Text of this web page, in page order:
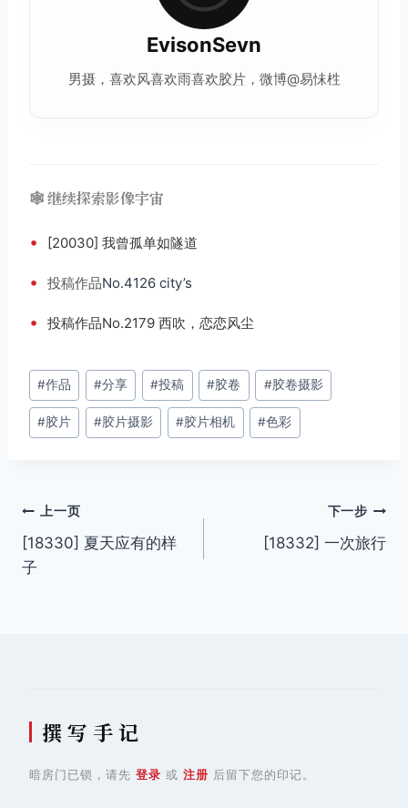
EvisonSevn
男摄，喜欢风喜欢雨喜欢胶片，微博@易怽栍
🕸️ 继续探索影像宇宙
• [20030] 我曾孤单如隧道
• 投稿作品No.4126 city’s
• 投稿作品No.2179 西吹，恋恋风尘
文
章
标
#作品 #分享 #投稿 #胶卷 #胶卷摄影
#胶片 #胶片摄影 #胶片相机 #色彩
文
章
上一页
[18330] 夏天应有的样
子
下一步
[18332] 一次旅行
撰 写 手 记
暗房门已锁，请先 登录 或 注册 后留下您的印记。